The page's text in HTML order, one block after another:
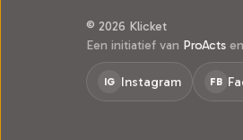
© 2026 Klicket
Een initiatief van ProActs en
IG Instagram FB